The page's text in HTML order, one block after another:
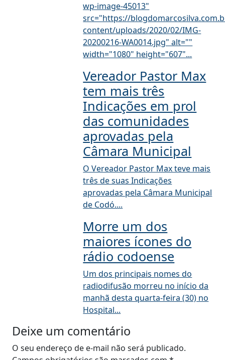
wp-image-45013"
src="https://
content/uploads/2020/02/IMG-
20200216-WA0014.jpg" alt=""
width="1080" height="607"...
Vereador Pastor Max
tem mais três
Indicações em prol
das comunidades
aprovadas pela
Câmara Municipal
O Vereador Pastor Max teve mais
três de suas Indicações
aprovadas pela Câmara Municipal
de Codó....
Morre um dos
maiores ícones do
rádio codoense
Um dos principais nomes do
radiodifusão morreu no início da
manhã desta quarta-feira (30) no
Hospital...
Deixe um comentário
O seu endereço de e-mail não será publicado.